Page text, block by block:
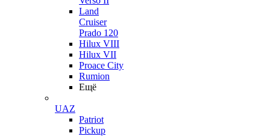
Land
Cruiser
Prado 120
Hilux VIII
Hilux VII
Proace City
Rumion
Ещё
UAZ
Patriot
Pickup